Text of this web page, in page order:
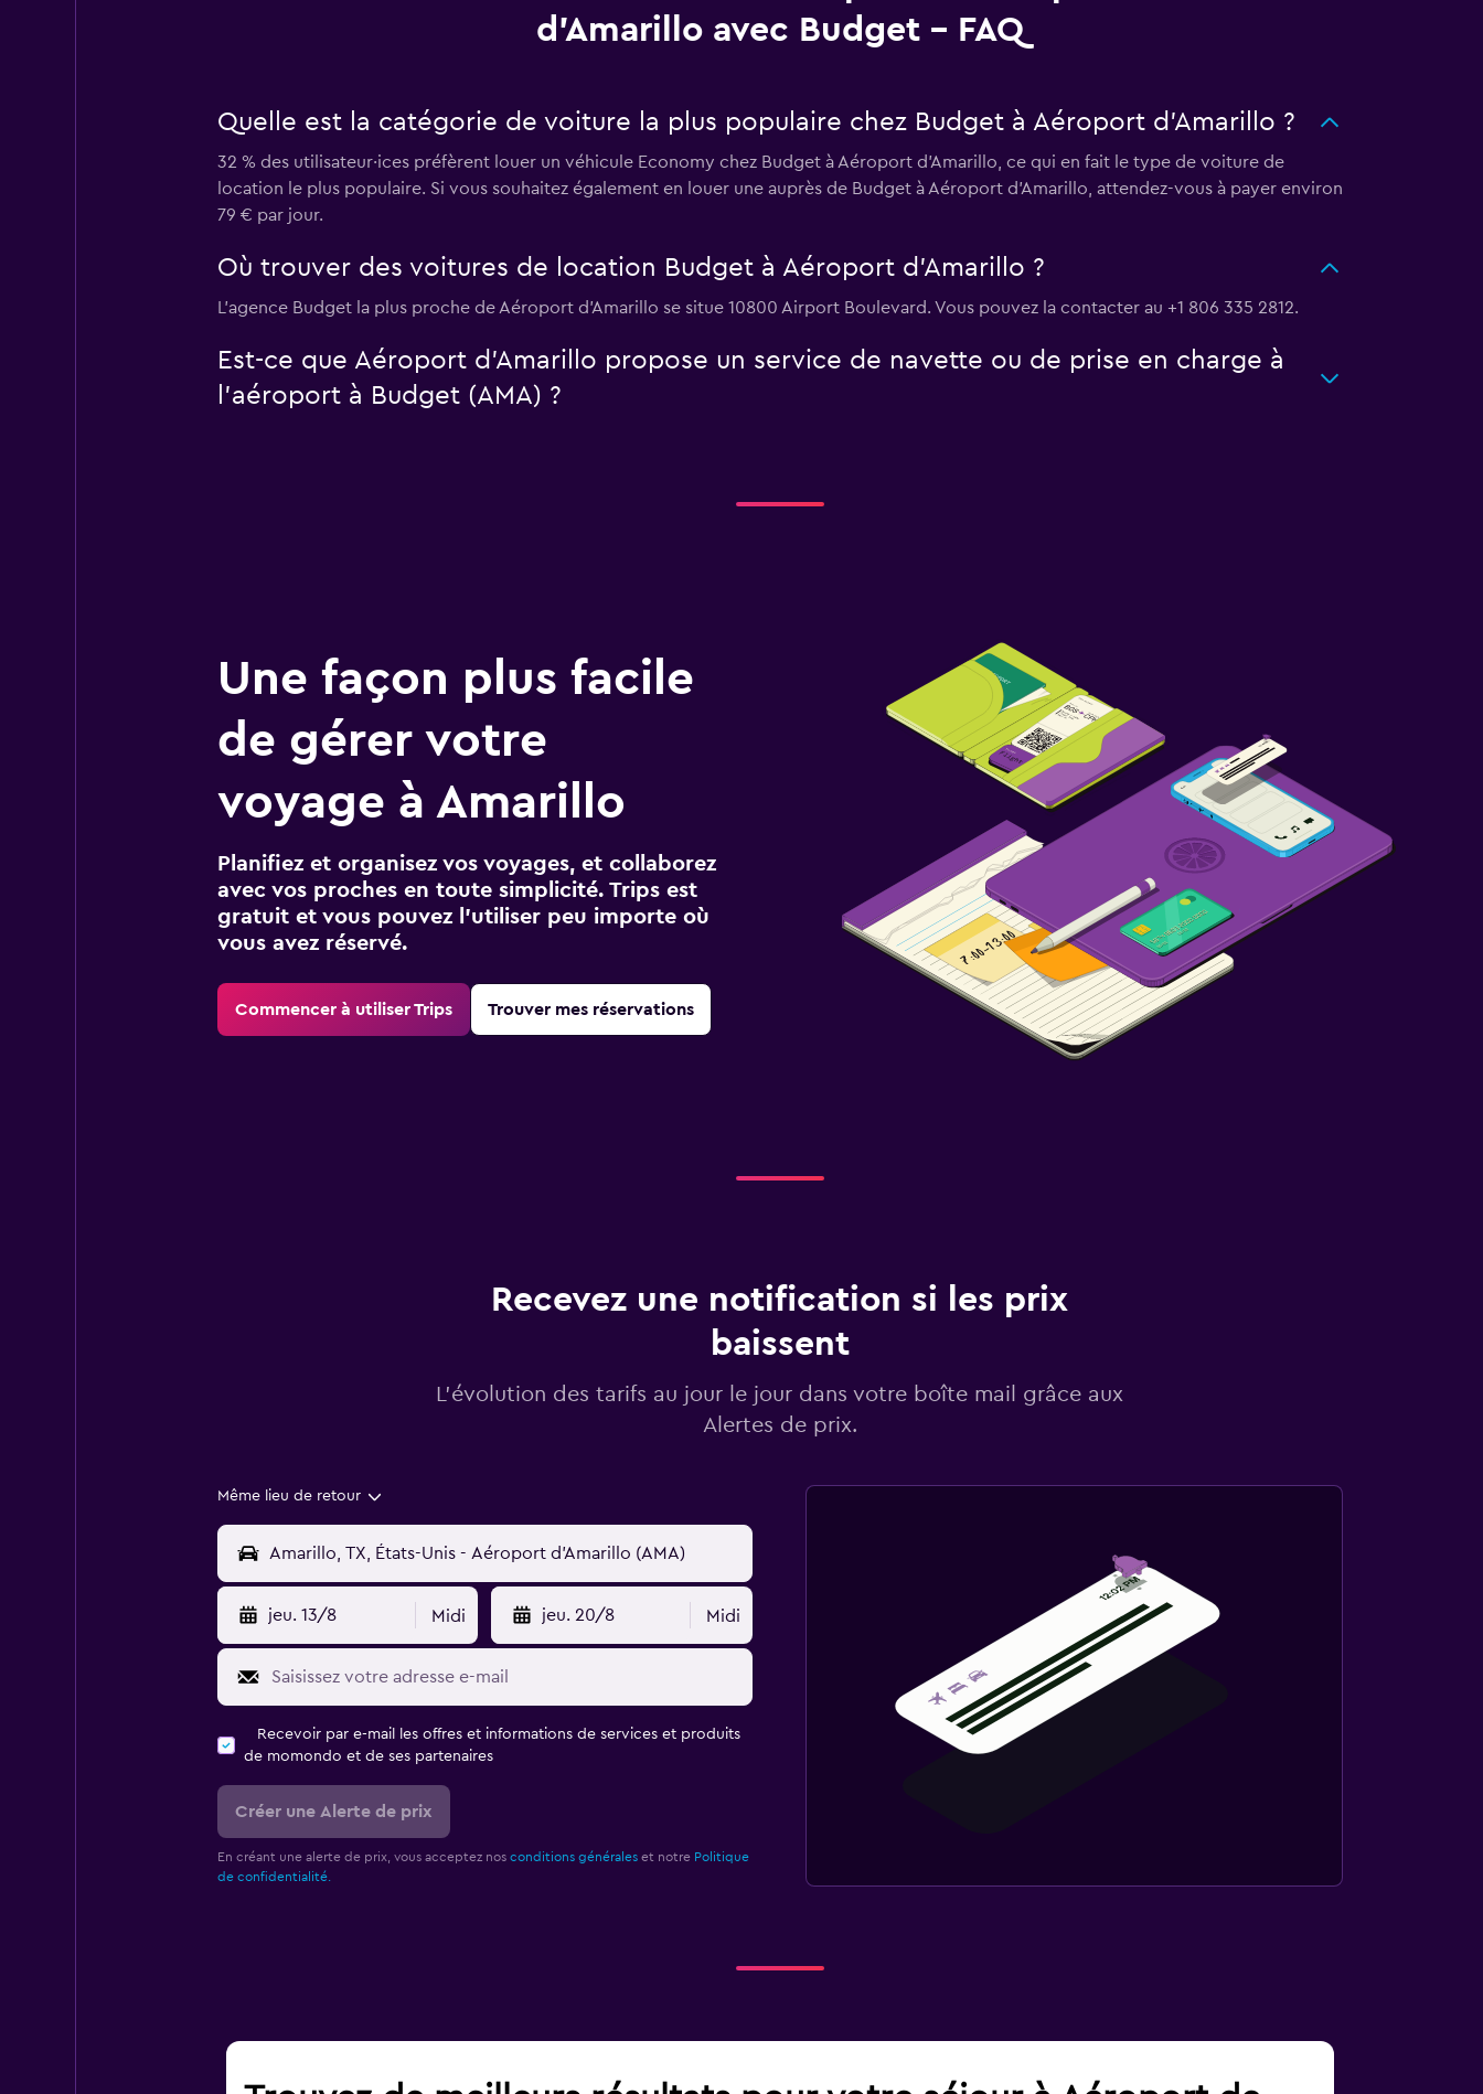
d'Amarillo avec Budget - FAQ
Quelle est la catégorie de voiture la plus populaire chez Budget à Aéroport d'Amarillo ?
32 % des utilisateur·ices préfèrent louer un véhicule Economy chez Budget à Aéroport d'Amarillo, ce qui en fait le type de voiture de
location le plus populaire. Si vous souhaitez également en louer une auprès de Budget à Aéroport d'Amarillo, attendez-vous à payer environ
79 € par jour.
Où trouver des voitures de location Budget à Aéroport d'Amarillo ?
L’agence Budget la plus proche de Aéroport d'Amarillo se situe 10800 Airport Boulevard. Vous pouvez la contacter au +1 806 335 2812.
Est-ce que Aéroport d'Amarillo propose un service de navette ou de prise en charge à
l’aéroport à Budget (AMA) ?
Une façon plus facile
de gérer votre
voyage à Amarillo
Planifiez et organisez vos voyages, et collaborez
avec vos proches en toute simplicité. Trips est
gratuit et vous pouvez l’utiliser peu importe où
vous avez réservé.
Commencer à utiliser Trips Trouver mes réservations
Recevez une notification si les prix
baissent
L’évolution des tarifs au jour le jour dans votre boîte mail grâce aux
Alertes de prix.
Même lieu de retour
jeu. 13/8 Midi jeu. 20/8 Midi
Recevoir par e-mail les offres et informations de services et produits
de momondo et de ses partenaires
Créer une Alerte de prix
En créant une alerte de prix, vous acceptez nos conditions généraleset notre Politique
de confidentialité.